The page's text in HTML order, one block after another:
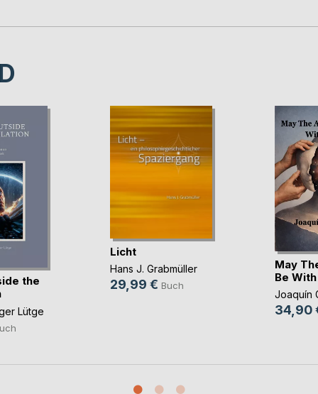
the
Lütge
Licht
Hans J. Grabmüller
29,99 € Buch
May
Be
Joaquín
34,90